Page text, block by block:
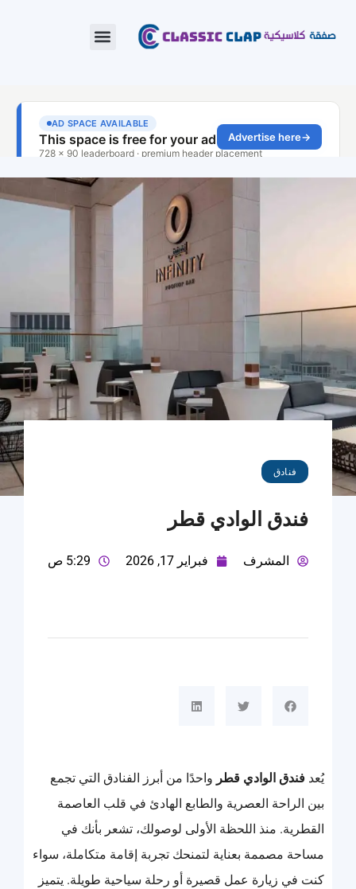
فنادق
فندق الوادي قطر
المشرف فبراير 17, 2026 5:29 ص
يُعد فندق الوادي قطر واحدًا من أبرز الفنادق التي تجمع
بين الراحة العصرية والطابع الهادئ في قلب العاصمة
القطرية. منذ اللحظة الأولى لوصولك، تشعر بأنك في
مساحة مصممة بعناية لتمنحك تجربة إقامة متكاملة، سواء
كنت في زيارة عمل قصيرة أو رحلة سياحية طويلة. يتميز